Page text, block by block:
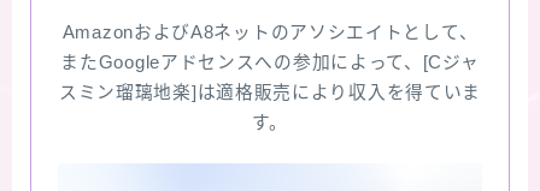
AmazonおよびA8ネットのアソシエイトとして、
またGoogleアドセンスへの参加によって、[Cジャ
スミン瑠璃地楽]は適格販売により収入を得ていま
す。